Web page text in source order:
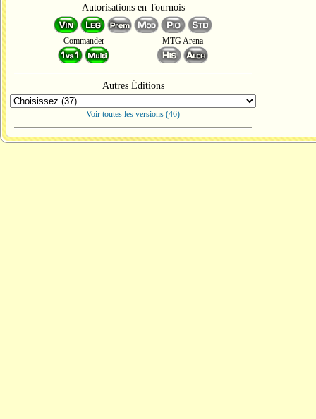
Autorisations en Tournois
Commander MTG Arena
Autres Éditions
Voir toutes les versions (46)